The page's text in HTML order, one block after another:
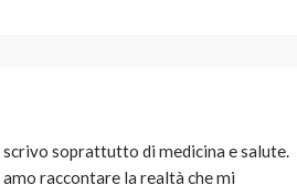
soprattutto di medicina e salute.
raccontare la realtà che mi